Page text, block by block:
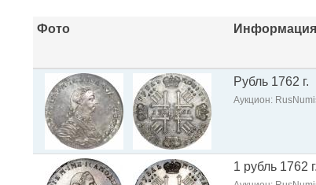
Фото Информация
Рубль 1762 г.
Аукцион:
1 рубль 1762 г.